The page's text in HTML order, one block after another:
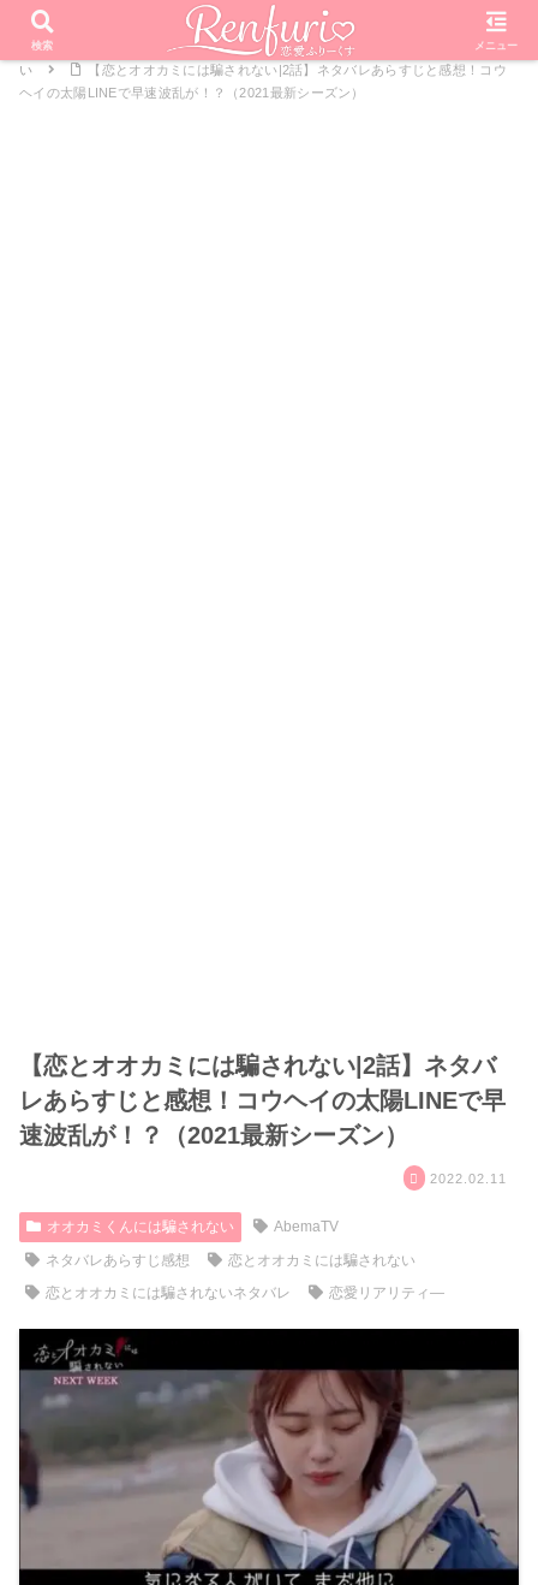
PR
ホーム 恋愛リアリティーショー
オオカミくんには騙されな
い
【恋とオオカミには騙されない|2話】ネタバレあらすじと感想！コウ
ヘイの太陽LINEで早速波乱が！？（2021最新シーズン）
【恋とオオカミには騙されない|2話】ネタバ
レあらすじと感想！コウヘイの太陽LINEで早
速波乱が！？（2021最新シーズン）
2022.02.11
オオカミくんには騙されない
AbemaTV
ネタバレあらすじ感想
恋とオオカミには騙されない
恋とオオカミには騙されないネタバレ
恋愛リアリティ―
検索 メニュー